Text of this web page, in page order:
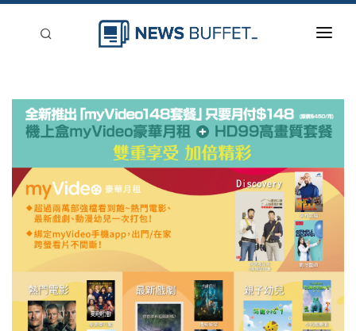
新聞稿分類
登入
刊登